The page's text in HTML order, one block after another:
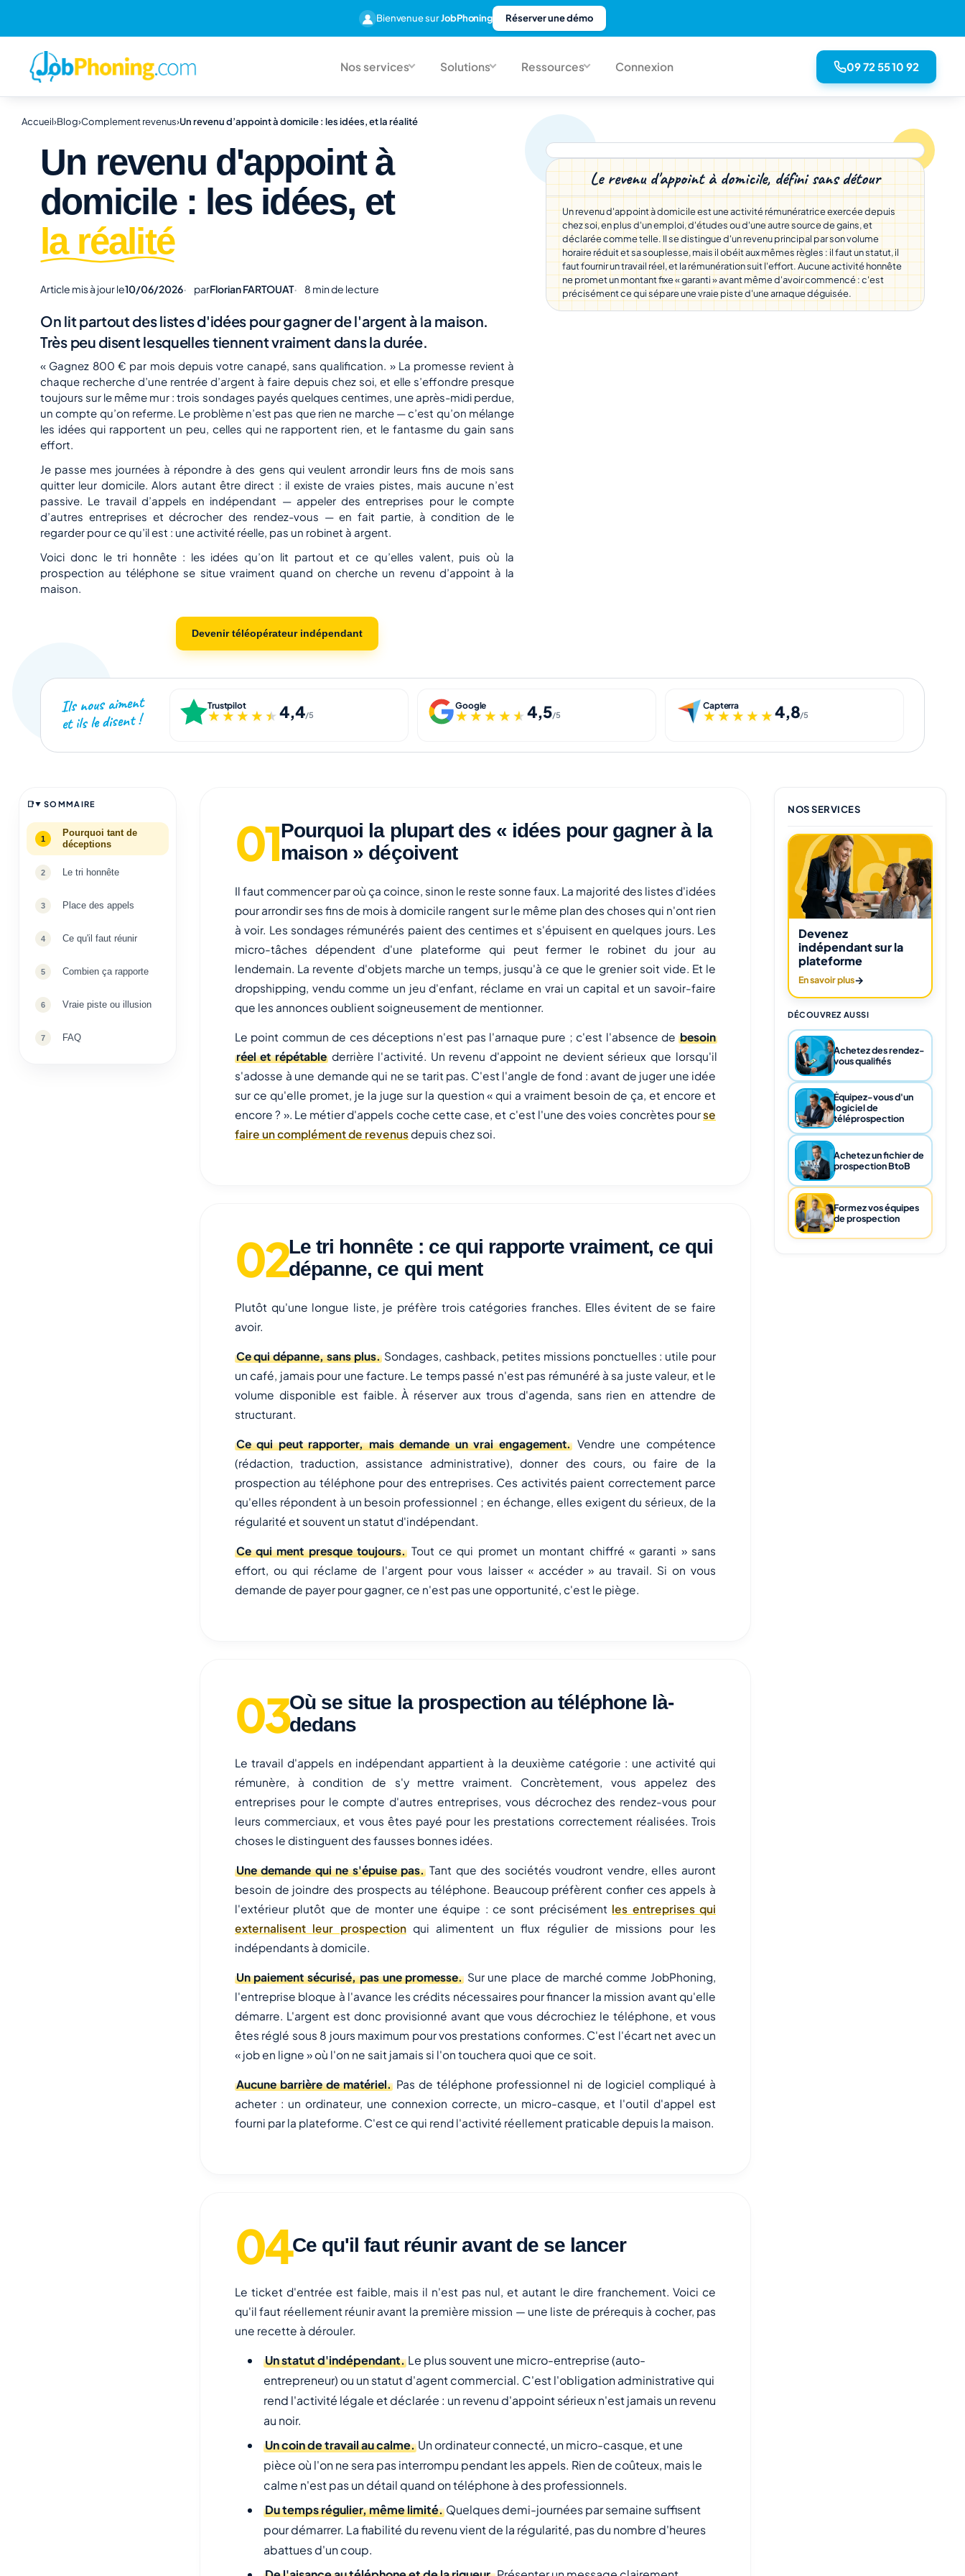
Bienvenue surJobPhoning Réserver une démo
Nos services Solutions Ressources Connexion 09 72 55 10 92
Accueil›Blog›Complement revenus›Un revenu d’appoint à domicile : les idées, et la réalité
Un revenu d'appoint à
domicile : les idées, et
la réalité
Article mis à jour le10/06/2026 parFlorian FARTOUAT 8 min de lecture
On lit partout des listes d'idées pour gagner de l'argent à la maison.
Très peu disent lesquelles tiennent vraiment dans la durée.
« Gagnez 800 € par mois depuis votre canapé, sans qualification. » La promesse revient à
chaque recherche d’une rentrée d’argent à faire depuis chez soi, et elle s’effondre presque
toujours sur le même mur : trois sondages payés quelques centimes, une après-midi perdue,
un compte qu’on referme. Le problème n’est pas que rien ne marche — c’est qu’on mélange
les idées qui rapportent un peu, celles qui ne rapportent rien, et le fantasme du gain sans
effort.
Je passe mes journées à répondre à des gens qui veulent arrondir leurs fins de mois sans
quitter leur domicile. Alors autant être direct : il existe de vraies pistes, mais aucune n’est
passive. Le travail d’appels en indépendant — appeler des entreprises pour le compte
d’autres entreprises et décrocher des rendez-vous — en fait partie, à condition de le
regarder pour ce qu’il est : une activité réelle, pas un robinet à argent.
Voici donc le tri honnête : les idées qu’on lit partout et ce qu’elles valent, puis où la
prospection au téléphone se situe vraiment quand on cherche un revenu d’appoint à la
maison.
Devenir téléopérateur indépendant
Le revenu d'appoint à domicile, défini sans détour
Un revenu d'appoint à domicile est une activité rémunératrice exercée depuis
chez soi, en plus d'un emploi, d'études ou d'une autre source de gains, et
déclarée comme telle. Il se distingue d'un revenu principal par son volume
horaire réduit et sa souplesse, mais il obéit aux mêmes règles : il faut un statut, il
faut fournir un travail réel, et la rémunération suit l'effort. Aucune activité honnête
ne promet un montant fixe « garanti » avant même d'avoir commencé : c'est
précisément ce qui sépare une vraie piste d'une arnaque déguisée.
Ils nous aiment
et ils le disent !
Trustpilot
★★★★★
★★★★★ 4,4/5
Google
★★★★★
★★★★★ 4,5/5
Capterra
★★★★★
★★★★★4,8/5
SOMMAIRE
Pourquoi tant de
déceptions
Le tri honnête
Place des appels
Ce qu'il faut réunir
Combien ça rapporte
Vraie piste ou illusion
FAQ
Pourquoi la plupart des « idées pour gagner à la
maison » déçoivent
Il faut commencer par où ça coince, sinon le reste sonne faux. La majorité des listes d'idées
pour arrondir ses fins de mois à domicile rangent sur le même plan des choses qui n'ont rien
à voir. Les sondages rémunérés paient des centimes et s'épuisent en quelques jours. Les
micro-tâches dépendent d'une plateforme qui peut fermer le robinet du jour au
lendemain. La revente d'objets marche un temps, jusqu'à ce que le grenier soit vide. Et le
dropshipping, vendu comme un jeu d'enfant, réclame en vrai un capital et un savoir-faire
que les annonces oublient soigneusement de mentionner.
Le point commun de ces déceptions n'est pas l'arnaque pure ; c'est l'absence debesoin
réel et répétablederrière l'activité. Un revenu d'appoint ne devient sérieux que lorsqu'il
s'adosse à une demande qui ne se tarit pas. C'est l'angle de fond : avant de juger une idée
sur ce qu'elle promet, je la juge sur la question « qui a vraiment besoin de ça, et encore et
encore ? ». Le métier d'appels coche cette case, et c'est l'une des voies concrètes pourse
faire un complément de revenusdepuis chez soi.
Le tri honnête : ce qui rapporte vraiment, ce qui
dépanne, ce qui ment
Plutôt qu'une longue liste, je préfère trois catégories franches. Elles évitent de se faire
avoir.
Ce qui dépanne, sans plus.Sondages, cashback, petites missions ponctuelles : utile pour
un café, jamais pour une facture. Le temps passé n'est pas rémunéré à sa juste valeur, et le
volume disponible est faible. À réserver aux trous d'agenda, sans rien en attendre de
structurant.
Ce qui peut rapporter, mais demande un vrai engagement.Vendre une compétence
(rédaction, traduction, assistance administrative), donner des cours, ou faire de la
prospection au téléphone pour des entreprises. Ces activités paient correctement parce
qu'elles répondent à un besoin professionnel ; en échange, elles exigent du sérieux, de la
régularité et souvent un statut d'indépendant.
Ce qui ment presque toujours.Tout ce qui promet un montant chiffré « garanti » sans
effort, ou qui réclame de l'argent pour vous laisser « accéder » au travail. Si on vous
demande de payer pour gagner, ce n'est pas une opportunité, c'est le piège.
Où se situe la prospection au téléphone là-
dedans
Le travail d'appels en indépendant appartient à la deuxième catégorie : une activité qui
rémunère, à condition de s'y mettre vraiment. Concrètement, vous appelez des
entreprises pour le compte d'autres entreprises, vous décrochez des rendez-vous pour
leurs commerciaux, et vous êtes payé pour les prestations correctement réalisées. Trois
choses le distinguent des fausses bonnes idées.
Une demande qui ne s'épuise pas.Tant que des sociétés voudront vendre, elles auront
besoin de joindre des prospects au téléphone. Beaucoup préfèrent confier ces appels à
l'extérieur plutôt que de monter une équipe : ce sont précisément les entreprises qui
externalisent leur prospectionqui alimentent un flux régulier de missions pour les
indépendants à domicile.
Un paiement sécurisé, pas une promesse.Sur une place de marché comme JobPhoning,
l'entreprise bloque à l'avance les crédits nécessaires pour financer la mission avant qu'elle
démarre. L'argent est donc provisionné avant que vous décrochiez le téléphone, et vous
êtes réglé sous 8 jours maximum pour vos prestations conformes. C'est l'écart net avec un
« job en ligne » où l'on ne sait jamais si l'on touchera quoi que ce soit.
Aucune barrière de matériel.Pas de téléphone professionnel ni de logiciel compliqué à
acheter : un ordinateur, une connexion correcte, un micro-casque, et l'outil d'appel est
fourni par la plateforme. C'est ce qui rend l'activité réellement praticable depuis la maison.
Ce qu'il faut réunir avant de se lancer
Le ticket d'entrée est faible, mais il n'est pas nul, et autant le dire franchement. Voici ce
qu'il faut réellement réunir avant la première mission — une liste de prérequis à cocher, pas
une recette à dérouler.
Un statut d'indépendant.Le plus souvent une micro-entreprise (auto-
entrepreneur) ou un statut d'agent commercial. C'est l'obligation administrative qui
rend l'activité légale et déclarée : un revenu d'appoint sérieux n'est jamais un revenu
au noir.
Un coin de travail au calme.Un ordinateur connecté, un micro-casque, et une
pièce où l'on ne sera pas interrompu pendant les appels. Rien de coûteux, mais le
calme n'est pas un détail quand on téléphone à des professionnels.
Du temps régulier, même limité.Quelques demi-journées par semaine suffisent
pour démarrer. La fiabilité du revenu vient de la régularité, pas du nombre d'heures
abattues d'un coup.
NOS SERVICES
Devenez
indépendant sur la
plateforme
En savoir plus→
DÉCOUVREZ AUSSI
Achetez des rendez-
vous qualifiés
Équipez-vous d'un
logiciel de
téléprospection
Achetez un fichier de
prospection BtoB
Formez vos équipes
de prospection